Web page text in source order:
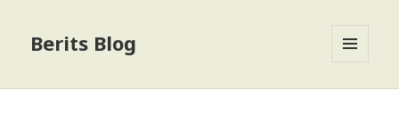
Berits Blog